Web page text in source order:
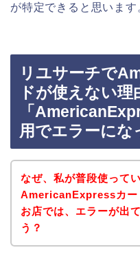
が特定できると思います
リユサーチで
ドが使えない理
「
用でエラーにな
なぜ、私が普段使って
AmericanExpressカー
お店では、エラーが出
う？